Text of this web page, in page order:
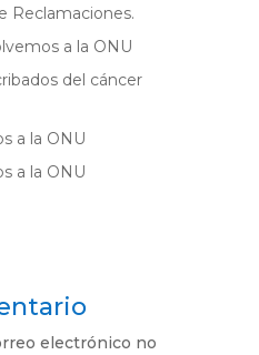
Reclamaciones.
a la ONU
del cáncer
a la ONU
a la ONU
electrónico no